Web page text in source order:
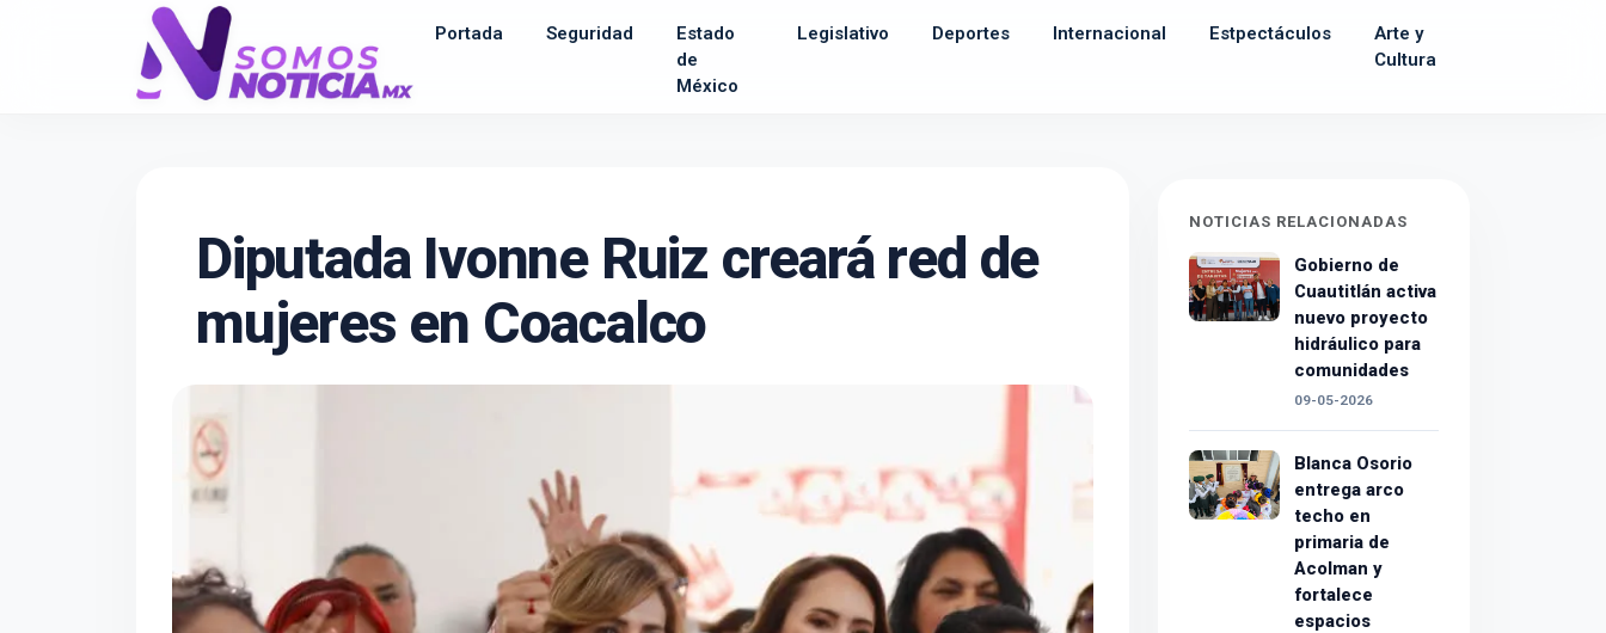
Portada Seguridad
Estado
de
México
Legislativo Deportes Internacional Estpectáculos
Arte y
Cultura
Diputada Ivonne Ruiz creará red de
mujeres en Coacalco
NOTICIAS RELACIONADAS
Gobierno de
Cuautitlán activa
nuevo proyecto
hidráulico para
comunidades
09-05-2026
Blanca Osorio
entrega arco
techo en
primaria de
Acolman y
fortalece
espacios